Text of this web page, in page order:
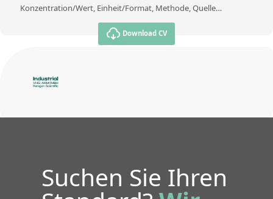
Konzentration/Wert, Einheit/Format, Methode, Quelle…
Download CV
Suchen Sie Ihren